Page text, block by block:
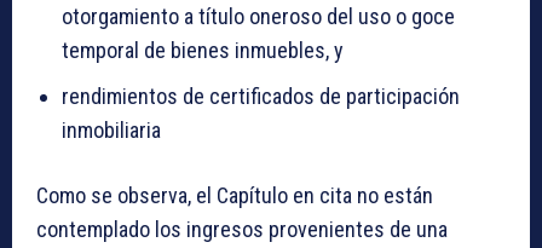
otorgamiento a título oneroso del uso o goce
temporal de bienes inmuebles, y
rendimientos de certificados de participación
inmobiliaria
Como se observa, el Capítulo en cita no están
contemplado los ingresos provenientes de una